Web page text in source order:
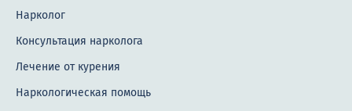
Нарколог
Консультация нарколога
Лечение от курения
Наркологическая помощь